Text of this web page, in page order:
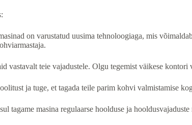
on varustatud uusima tehnoloogiaga, mis
vastavalt teie vajadustele. Olgu tegemist väikese
ja tuge, et tagada teile parim kohvi valmistamise
tagame masina regulaarse hoolduse ja